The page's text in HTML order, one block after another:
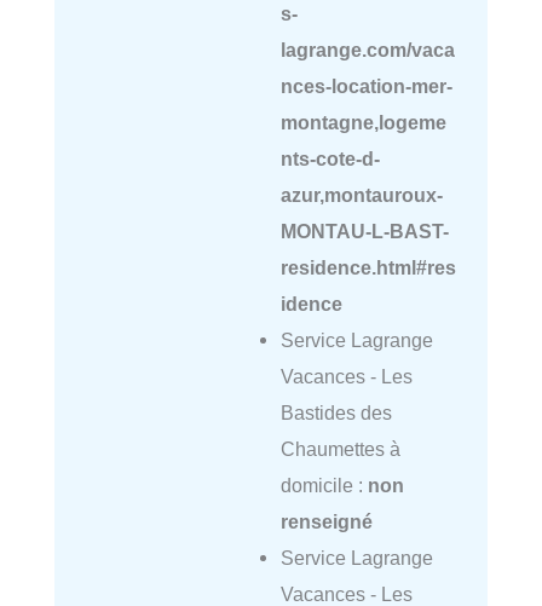
s-
lagrange.com/vaca
nces-location-mer-
montagne,logeme
nts-cote-d-
azur,montauroux-
MONTAU-L-BAST-
residence.html#res
idence
Service Lagrange
Vacances - Les
Bastides des
Chaumettes à
domicile : non
renseigné
Service Lagrange
Vacances - Les